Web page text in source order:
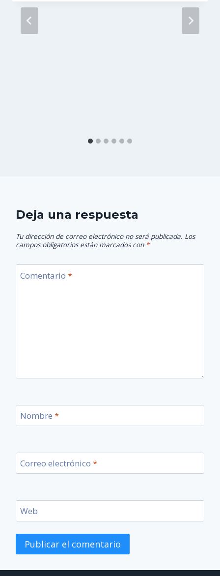
Deja una respuesta
Tu dirección de correo electrónico no será publicada. Los
campos obligatorios están marcados con *
Comentario *
Nombre *
Correo electrónico *
Web